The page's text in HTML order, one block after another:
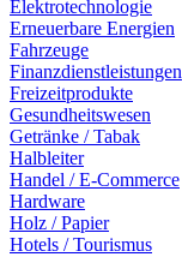
Elektrotechnologie
Erneuerbare Energien
Fahrzeuge
Finanzdienstleistungen
Freizeitprodukte
Gesundheitswesen
Getränke / Tabak
Halbleiter
Handel / E-Commerce
Hardware
Holz / Papier
Hotels / Tourismus